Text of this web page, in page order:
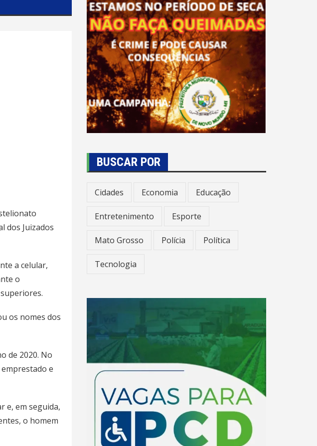
dos Juizados
a celular,
o
os nomes dos
de 2020. No
e
e, em seguida,
o homem
BUSCAR POR
Cidades Economia Educação
Entretenimento Esporte
Mato Grosso Polícia Política
Tecnologia